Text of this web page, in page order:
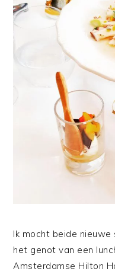
Ik mocht beide nieuwe
het genot van een
Amsterdamse Hilton